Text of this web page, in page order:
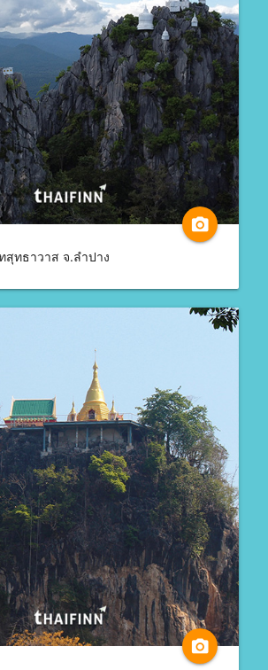
camera_alt
สุทธาวาส จ.ลำปาง
camera_alt